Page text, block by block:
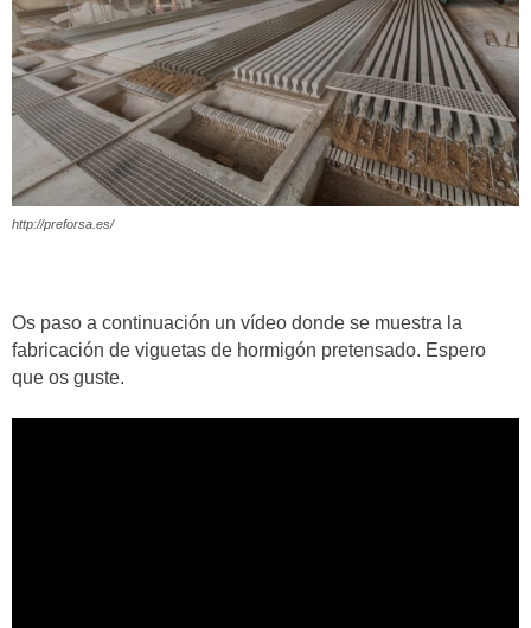
http://preforsa.es/
Os paso a continuación un vídeo donde se muestra la
fabricación de viguetas de hormigón pretensado. Espero
que os guste.